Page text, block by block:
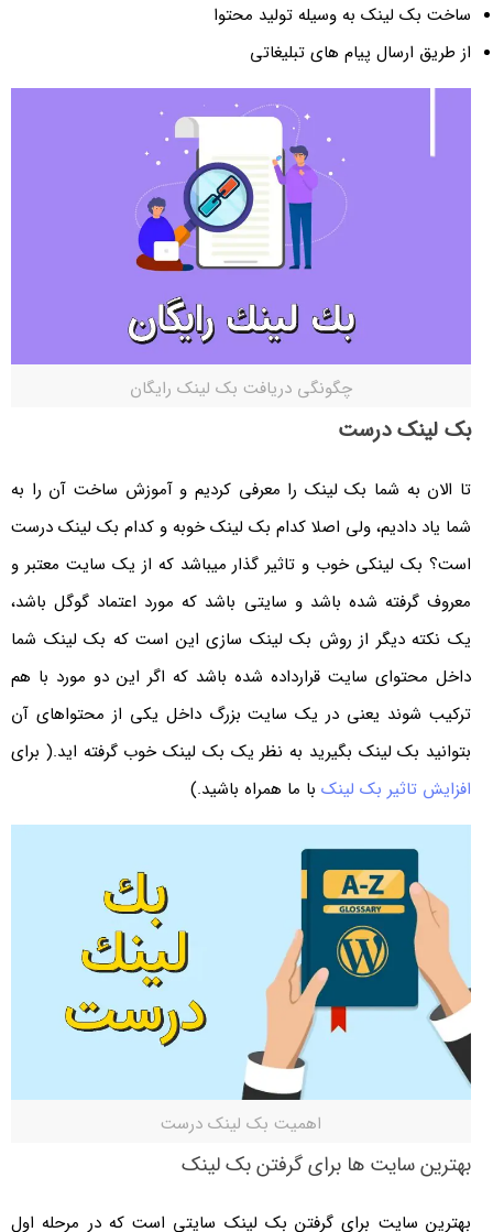
ساخت بک لینک به وسیله تولید محتوا
از طریق ارسال پیام های تبلیغاتی
چگونگی دریافت بک لینک رایگان
بک لینک درست
تا الان به شما بک لینک را معرفی کردیم و آموزش ساخت آن را به
شما یاد دادیم، ولی اصلا کدام بک لینک خوبه و کدام بک لینک درست
است؟ بک لینکی خوب و تاثیر گذار میباشد که از یک سایت معتبر و
معروف گرفته شده باشد و سایتی باشد که مورد اعتماد گوگل باشد،
یک نکته دیگر از روش بک لینک سازی این است که بک لینک شما
داخل محتوای سایت قرارداده شده باشد که اگر این دو مورد با هم
ترکیب شوند یعنی در یک سایت بزرگ داخل یکی از محتواهای آن
بتوانید بک لینک بگیرید به نظر یک بک لینک خوب گرفته اید.( برای
افزایش تاثیر بک لینکبا ما همراه باشید.)
اهمیت بک لینک درست
بهترین سایت ها برای گرفتن بک لینک
بهترین سایت برای گرفتن بک لینک سایتی است که در مرحله اول